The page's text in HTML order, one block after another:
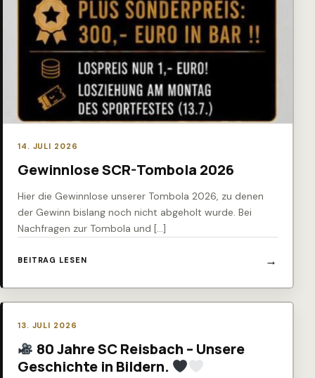
14. JULI 2026
Gewinnlose SCR-Tombola 2026
Hier die Gewinnlose unserer Tombola 2026, zu denen
der Gewinn bislang noch nicht abgeholt wurde. Bei
Nachfragen zur Tombola und […]
BEITRAG LESEN
13. JULI 2026
80 Jahre SC Reisbach – Unsere
Geschichte in Bildern.